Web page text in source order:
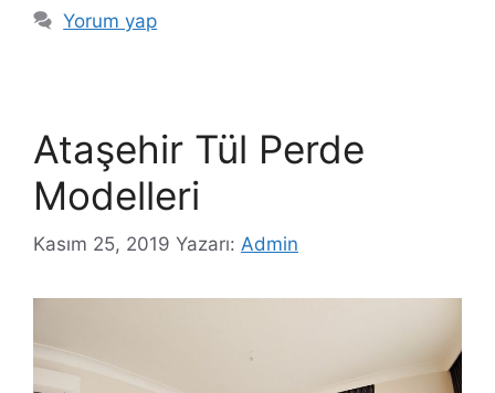
Yorum yap
Ataşehir Tül Perde
Modelleri
Kasım 25, 2019 Yazarı: Admin